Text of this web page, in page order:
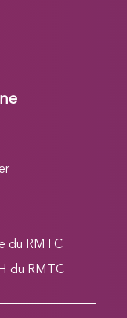
du RMTC
du RMTC